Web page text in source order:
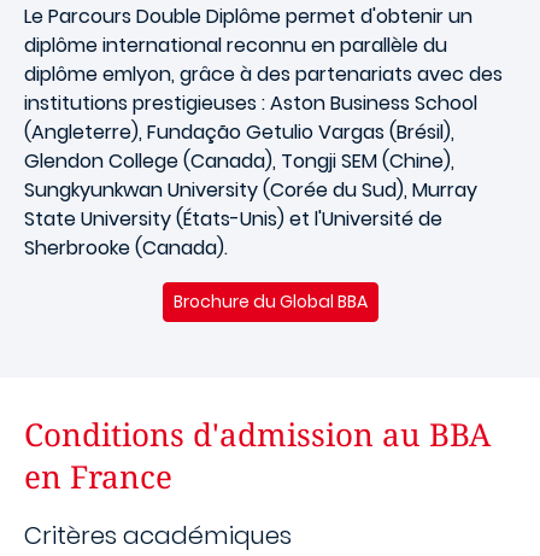
Le Parcours Double Diplôme permet d'obtenir un
diplôme international reconnu en parallèle du
diplôme emlyon, grâce à des partenariats avec des
institutions prestigieuses : Aston Business School
(Angleterre), Fundação Getulio Vargas (Brésil),
Glendon College (Canada), Tongji SEM (Chine),
Sungkyunkwan University (Corée du Sud), Murray
State University (États-Unis) et l'Université de
Sherbrooke (Canada).
Brochure du Global BBA
Conditions d'admission au BBA
en France
Critères académiques